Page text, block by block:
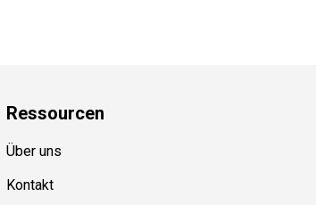
Ressourcen
Über uns
Kontakt